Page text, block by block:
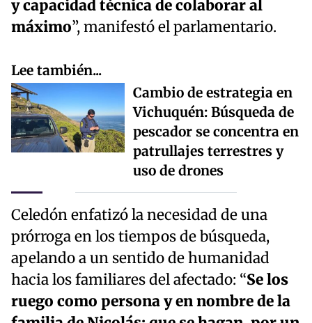
y capacidad técnica de colaborar al
máximo”, manifestó el parlamentario.
Lee también...
Cambio de estrategia en
Vichuquén: Búsqueda de
pescador se concentra en
patrullajes terrestres y
uso de drones
Celedón enfatizó la necesidad de una
prórroga en los tiempos de búsqueda,
apelando a un sentido de humanidad
hacia los familiares del afectado: “Se los
ruego como persona y en nombre de la